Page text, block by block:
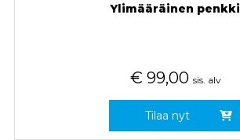
Ylimääräinen penkki
€ 99,00 sis. alv
Tilaa nyt